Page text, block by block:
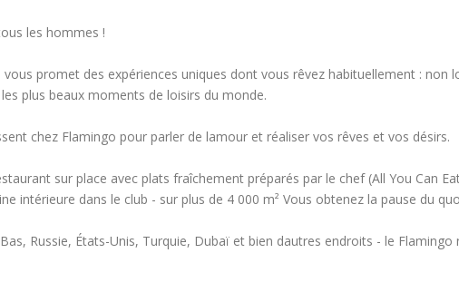
les hommes !
promet des expériences uniques dont vous rêvez habituellement : non
plus beaux moments de loisirs du monde.
chez Flamingo pour parler de lamour et réaliser vos rêves et vos désirs.
sur place avec plats fraîchement préparés par le chef (All You Can
intérieure dans le club - sur plus de 4 000 m² Vous obtenez la pause du
Russie, États-Unis, Turquie, Dubaï et bien dautres endroits - le Flamingo